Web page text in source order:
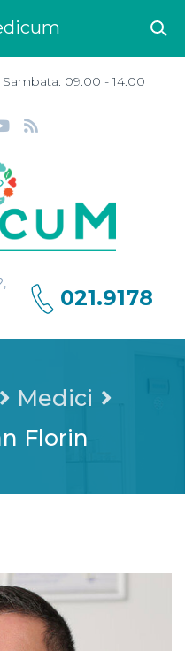
09.00 - 14.00
021.9178
Medici
Florin